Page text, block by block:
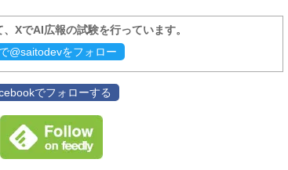
XでAI広報の試験を行っています。
@saitodevをフォロー
でフォローする